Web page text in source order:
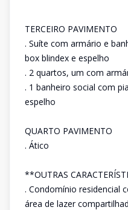
TERCEIRO PAVIMENTO
. Suíte com armário e
box blindex e espelho
. 2 quartos, um com
. 1 banheiro social com
espelho
QUARTO PAVIMENTO
. Ático
**OUTRAS
. Condomínio residencial
área de lazer